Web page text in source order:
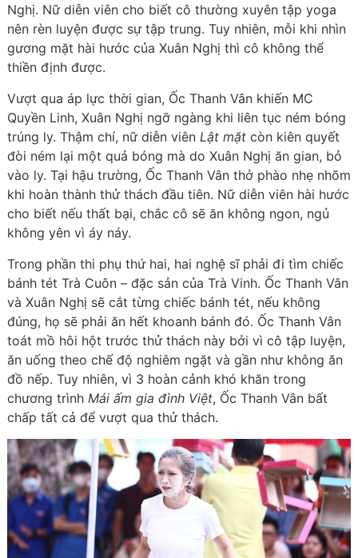
Nghị. Nữ diễn viên cho biết cô thường xuyên tập yoga
nên rèn luyện được sự tập trung. Tuy nhiên, mỗi khi nhìn
gương mặt hài hước của Xuân Nghị thì cô không thể
thiền định được.
Vượt qua áp lực thời gian, Ốc Thanh Vân khiến MC
Quyền Linh, Xuân Nghị ngỡ ngàng khi liên tục ném bóng
trúng ly. Thậm chí, nữ diễn viên Lật mặtcòn kiên quyết
đòi ném lại một quả bóng mà do Xuân Nghị ăn gian, bỏ
vào ly. Tại hậu trường, Ốc Thanh Vân thở phào nhẹ nhõm
khi hoàn thành thử thách đầu tiên. Nữ diễn viên hài hước
cho biết nếu thất bại, chắc cô sẽ ăn không ngon, ngủ
không yên vì áy náy.
Trong phần thi phụ thứ hai, hai nghệ sĩ phải đi tìm chiếc
bánh tét Trà Cuôn – đặc sản của Trà Vinh. Ốc Thanh Vân
và Xuân Nghị sẽ cắt từng chiếc bánh tét, nếu không
đúng, họ sẽ phải ăn hết khoanh bánh đó. Ốc Thanh Vân
toát mồ hôi hột trước thử thách này bởi vì cô tập luyện,
ăn uống theo chế độ nghiêm ngặt và gần như không ăn
đồ nếp. Tuy nhiên, vì 3 hoàn cảnh khó khăn trong
chương trình Mái ấm gia đình Việt, Ốc Thanh Vân bất
chấp tất cả để vượt qua thử thách.